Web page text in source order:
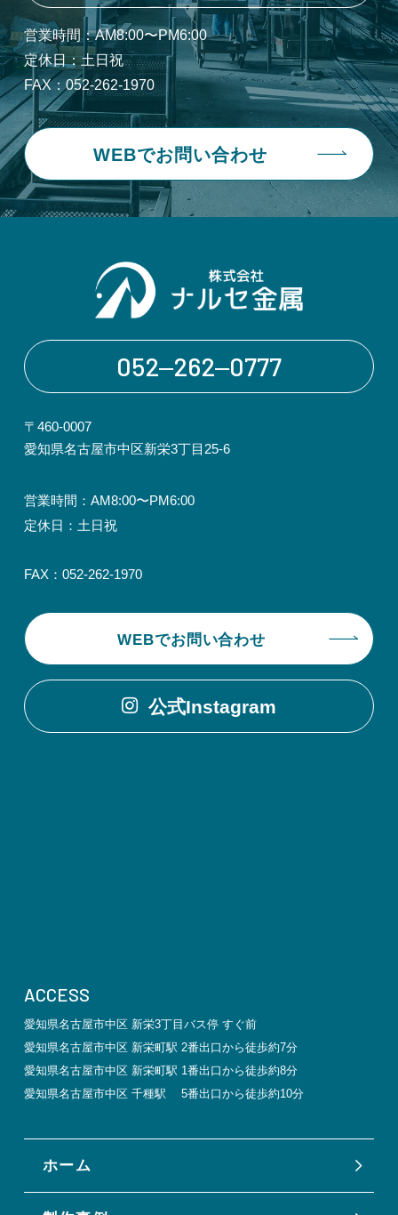
営業時間：AM8:00〜PM6:00
定休日：土日祝
FAX：052-262-1970
WEBでお問い合わせ
052‒262‒0777
〒460-0007
愛知県名古屋市中区新栄3丁目25-6
営業時間：AM8:00〜PM6:00
定休日：土日祝
FAX：052-262-1970
WEBでお問い合わせ
公式Instagram
ホーム
ACCESS
愛知県名古屋市中区 新栄3丁目バス停 すぐ前
愛知県名古屋市中区 新栄町駅 2番出口から徒歩約7分
愛知県名古屋市中区 新栄町駅 1番出口から徒歩約8分
愛知県名古屋市中区 千種駅 5番出口から徒歩約10分